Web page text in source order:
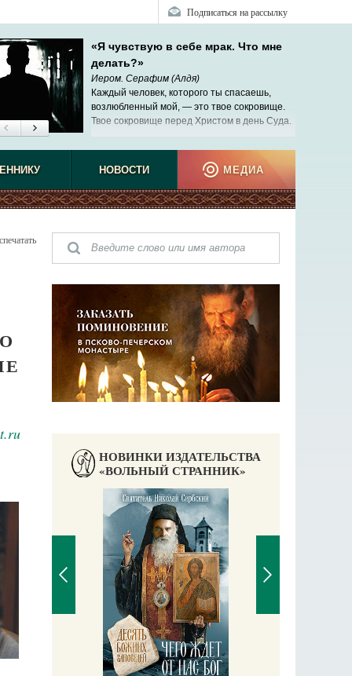
Подписаться на рассылку
«Я чувствую в себе мрак. Что мне
делать?»
Иером. Серафим (Алдя)
Каждый человек, которого ты спасаешь,
возлюбленный мой, — это твое сокровище.
Твое сокровище перед Христом в день Суда.
НОВОСТИ МЕДИА
НОВИНКИ ИЗДАТЕЛЬСТВА
«ВОЛЬНЫЙ СТРАННИК»